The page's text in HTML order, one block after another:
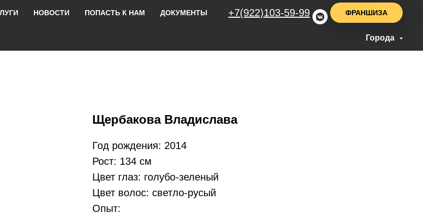
НОВОСТИ ПОПАСТЬ К НАМ ДОКУМЕНТЫ +7(922)103-59-99 ФРАНШИЗА
Города
Щербакова Владислава
Год рождения: 2014
Рост: 134 см
Цвет глаз: голубо-зеленый
Цвет волос: светло-русый
Опыт: